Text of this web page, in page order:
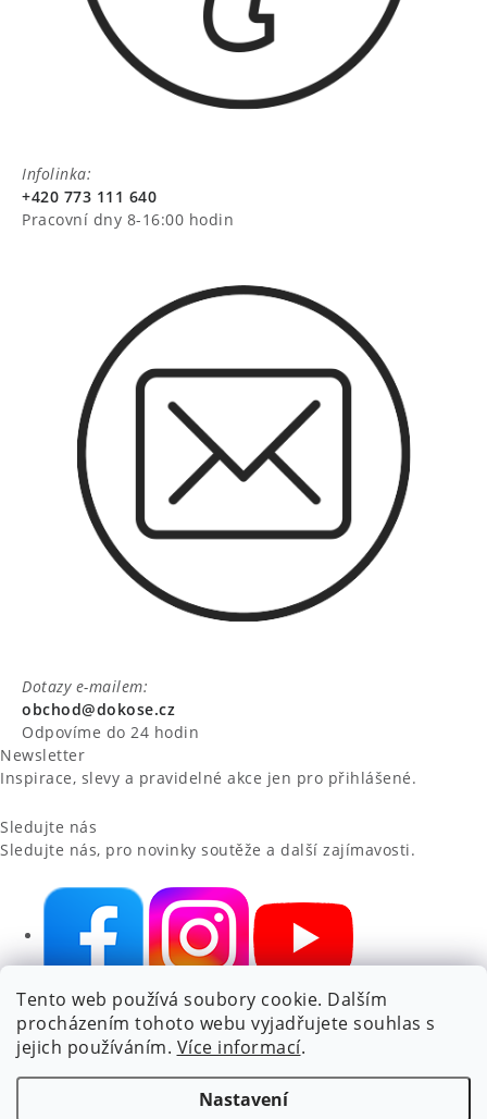
Tento web používá soubory cookie. Dalším
procházením tohoto webu vyjadřujete souhlas s
jejich používáním. Více informací.
Nastavení
Infolinka:
+420 773 111 640
Pracovní dny 8-16:00 hodin
Dotazy e-mailem:
obchod@dokose.cz
Odpovíme do 24 hodin
Newsletter
Inspirace, slevy a pravidelné akce jen pro přihlášené.
Sledujte nás
Sledujte nás, pro novinky soutěže a další zajímavosti.
NIKARO, s.r.o.- Dokoše.cz, Veselka 48, 259 01 Olbramovice -
Votice, ČESKÁ REPUBLIKA
Podle zákona o evidenci tržeb je prodávající povinen vystavit
kupujícímu účtenku.
Zároveň je povinen zaevidovat přijatou tržbu u správce daně